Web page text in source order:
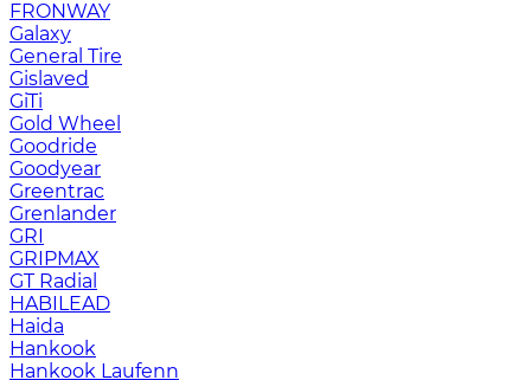
FRONWAY
Galaxy
General Tire
Gislaved
GiTi
Gold Wheel
Goodride
Goodyear
Greentrac
Grenlander
GRI
GRIPMAX
GT Radial
HABILEAD
Haida
Hankook
Hankook Laufenn